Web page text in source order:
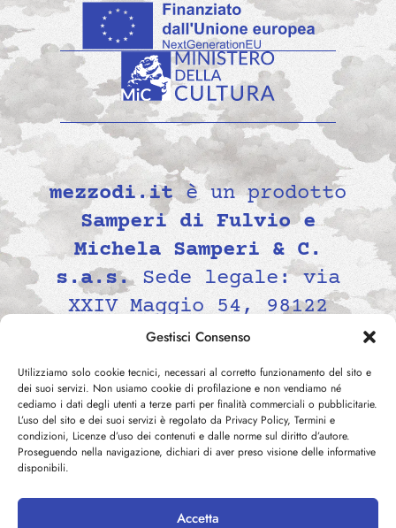
Gestisci Consenso
Utilizziamo solo cookie tecnici, necessari al corretto funzionamento del sito e
dei suoi servizi. Non usiamo cookie di profilazione e non vendiamo né
cediamo i dati degli utenti a terze parti per finalità commerciali o pubblicitarie.
L’uso del sito e dei suoi servizi è regolato da Privacy Policy, Termini e
condizioni, Licenze d’uso dei contenuti e dalle norme sul diritto d’autore.
Proseguendo nella navigazione, dichiari di aver preso visione delle informative
disponibili.
Accetta
mezzodi.itè un prodotto
Samperi di Fulvio e
Michela Samperi & C.
s.a.s.Sede legale: via
XXIV Maggio 54, 98122
Messina, Italia P.IVA
02139690834 -
contatti@mezzodi.it